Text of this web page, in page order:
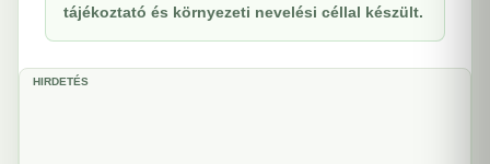
tájékoztató és környezeti nevelési céllal készült.
HIRDETÉS